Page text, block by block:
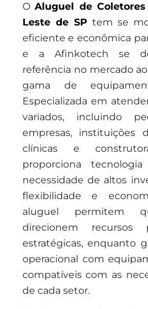
OAluguel de
Leste de SP tem se
eficiente e econômica
e a Afinkotech se
referência no mercado
gama de
Especializada em
variados, incluindo
empresas, instituições
clínicas e
proporciona
necessidade de altos
flexibilidade e
aluguel permitem
direcionem recursos
estratégicas, enquanto
operacional com
compatíveis com as
de cada setor.